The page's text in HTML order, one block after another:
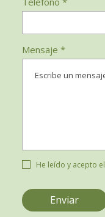
Mensaje *
He leído y acepto el